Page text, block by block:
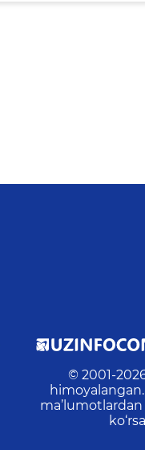
© 2001-